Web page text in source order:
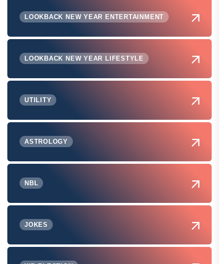
LOOKBACK NEW YEAR ENTERTAINMENT
LOOKBACK NEW YEAR LIFESTYLE
UTILITY
ASTROLOGY
NBL
JOKES